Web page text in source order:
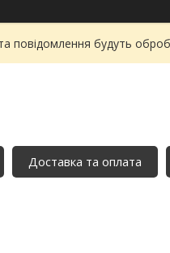
повідомлення будуть
Доставка та оплата